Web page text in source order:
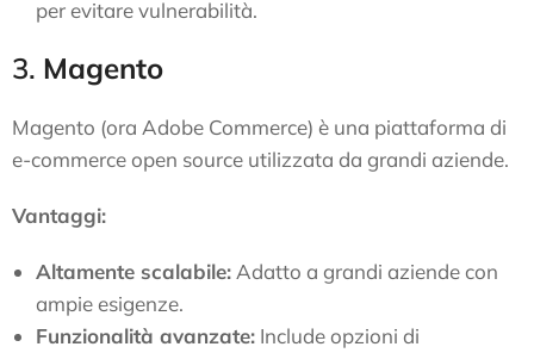
per evitare vulnerabilità.
3. Magento
Magento (ora Adobe Commerce) è una piattaforma di
e-commerce open source utilizzata da grandi aziende.
Vantaggi:
Altamente scalabile: Adatto a grandi aziende con
ampie esigenze.
Funzionalità avanzate: Include opzioni di